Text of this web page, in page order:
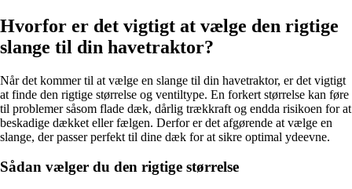
Hvorfor er det vigtigt at vælge den rigtige
slange til din havetraktor?
Når det kommer til at vælge en slange til din havetraktor, er det vigtigt
at finde den rigtige størrelse og ventiltype. En forkert størrelse kan føre
til problemer såsom flade dæk, dårlig trækkraft og endda risikoen for at
beskadige dækket eller fælgen. Derfor er det afgørende at vælge en
slange, der passer perfekt til dine dæk for at sikre optimal ydeevne.
Sådan vælger du den rigtige størrelse